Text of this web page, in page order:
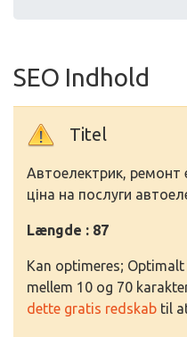
SEO Indhold
Titel
Автоелектрик, ремонт
ціна на послуги
Længde : 87
Kan optimeres;
mellem 10 og 70
dette gratis redskab til